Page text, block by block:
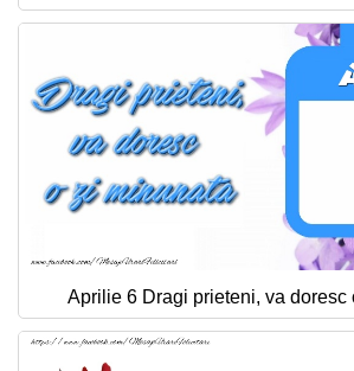
Aprilie 6 Dragi prieteni, va doresc